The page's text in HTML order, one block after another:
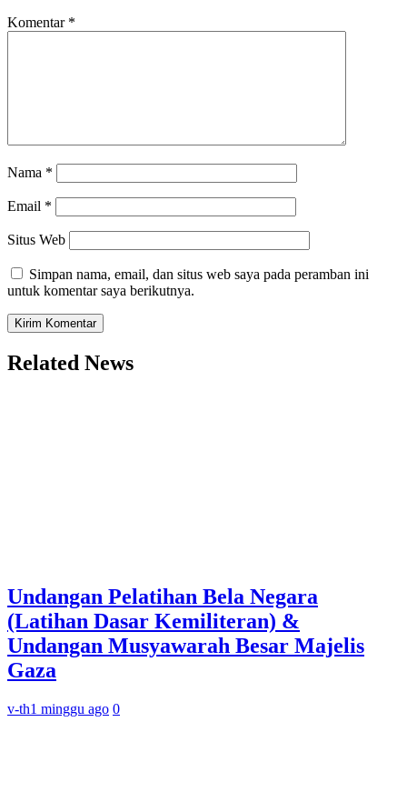
Komentar *
Nama *
Email *
Situs Web
Simpan nama, email, dan situs web saya pada peramban ini
untuk komentar saya berikutnya.
Related News
Undangan Pelatihan Bela Negara
(Latihan Dasar Kemiliteran) &
Undangan Musyawarah Besar Majelis
Gaza
v-th1 minggu ago 0